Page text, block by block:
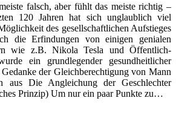
falsch, aber fühlt das meiste richtig –
120 Jahren hat sich unglaublich viel
des gesellschaftlichen Aufstieges
die Erfindungen von einigen genialen
wie z.B. Nikola Tesla und Öffentlich-
ein grundlegender gesundheitlicher
der Gleichberechtigung von Mann
aus Die Angleichung der Geschlechter
Prinzip) Um nur ein paar Punkte zu…